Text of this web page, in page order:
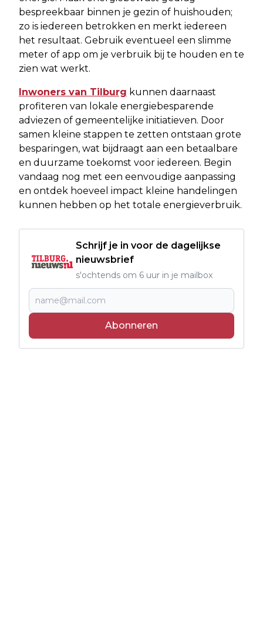
bespreekbaar binnen je gezin of huishouden;
zo is iedereen betrokken en merkt iedereen
het resultaat. Gebruik eventueel een slimme
meter of app om je verbruik bij te houden en te
zien wat werkt.
Inwoners van Tilburg kunnen daarnaast
profiteren van lokale energiebesparende
adviezen of gemeentelijke initiatieven. Door
samen kleine stappen te zetten ontstaan grote
besparingen, wat bijdraagt aan een betaalbare
en duurzame toekomst voor iedereen. Begin
vandaag nog met een eenvoudige aanpassing
en ontdek hoeveel impact kleine handelingen
kunnen hebben op het totale energieverbruik.
Schrijf je in voor de dagelijkse
nieuwsbrief
s'ochtends om 6 uur in je mailbox
Abonneren